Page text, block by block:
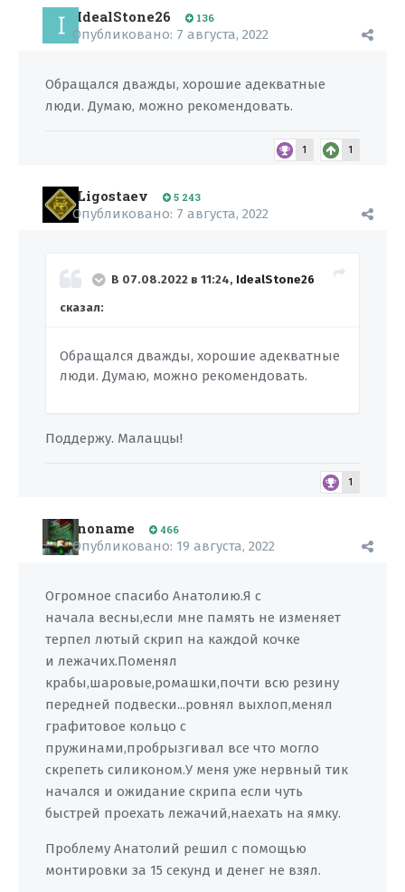
IdealStone26 136
Опубликовано: 7 августа, 2022
Обращался дважды, хорошие адекватные
люди. Думаю, можно рекомендовать.
1 1
Ligostaev 5 243
Опубликовано: 7 августа, 2022
В 07.08.2022 в 11:24, IdealStone26
сказал:
Обращался дважды, хорошие адекватные
люди. Думаю, можно рекомендовать.
Поддержу. Малаццы!
1
noname 466
Опубликовано: 19 августа, 2022
Огромное спасибо Анатолию.Я с
начала весны,если мне память не изменяет
терпел лютый скрип на каждой кочке
и лежачих.Поменял
крабы,шаровые,ромашки,почти всю резину
передней подвески...ровнял выхлоп,менял
графитовое кольцо с
пружинами,пробрызгивал все что могло
скрепеть силиконом.У меня уже нервный тик
начался и ожидание скрипа если чуть
быстрей проехать лежачий,наехать на ямку.
Проблему Анатолий решил с помощью
монтировки за 15 секунд и денег не взял.